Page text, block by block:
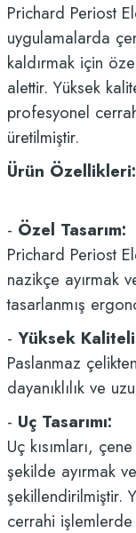
Prichard Periost
uygulamalarda
kaldırmak için
alettir. Yüksek
profesyonel
üretilmiştir.
Ürün Özellikleri:
- Özel Tasarım:
Prichard Periost
nazikçe ayırmak
tasarlanmış
- Yüksek
Paslanmaz
dayanıklılık ve
- Uç Tasarımı:
Uç kısımları,
şekilde ayırmak
şekillendirilmiştir.
cerrahi